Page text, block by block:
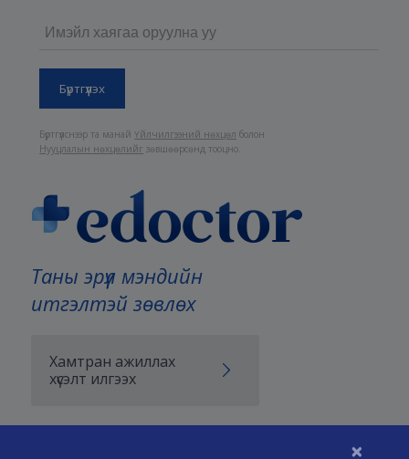
×
Таны эрүүл мэндийн
итгэлтэй зөвлөх
Хамтран ажиллах
хүсэлт илгээх
Бүртгүүлснээр та манайҮйлчилгээний нөхцөл болон
Нууцлалын нөхцөлийг зөвшөөрсөнд тооцно.